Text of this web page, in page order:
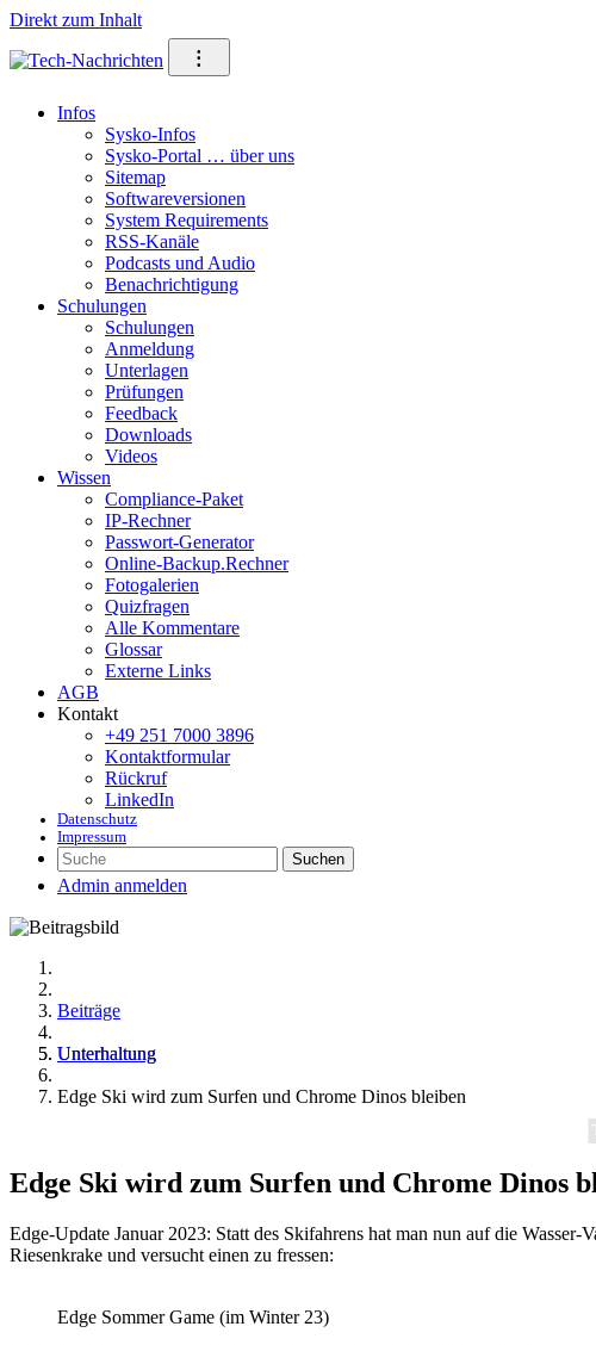
Direkt zum Inhalt
⁝
Infos
Sysko-Infos
Sysko-Portal … über uns
Sitemap
Softwareversionen
System Requirements
RSS-Kanäle
Podcasts und Audio
Benachrichtigung
Schulungen
Schulungen
Anmeldung
Unterlagen
Prüfungen
Feedback
Downloads
Videos
Wissen
Compliance-Paket
IP-Rechner
Passwort-Generator
Online-Backup.Rechner
Fotogalerien
Quizfragen
Alle Kommentare
Glossar
Externe Links
AGB
Kontakt
+49 251 7000 3896
Kontaktformular
Rückruf
LinkedIn
Datenschutz
Impressum
Suchen
Admin anmelden
Beiträge
Unterhaltung
Edge Ski wird zum Surfen und Chrome Dinos bleiben
Edge Ski wird zum Surfen und Chrome Dinos
Edge-Update Januar 2023: Statt des Skifahrens hat man nun auf die
Riesenkrake und versucht einen zu fressen:
Edge Sommer Game (im Winter 23)